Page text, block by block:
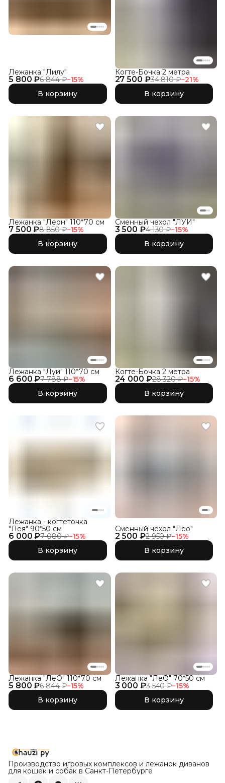
5 800 ₽6 844 ₽−15%
Лежанка "Лилу"
В корзину
27 500 ₽34 810 ₽−21%
Когте-Бочка 2 метра
В корзину
7 500 ₽8 850 ₽−15%
Лежанка "Леон" 110*70 см
В корзину
3 500 ₽4 130 ₽−15%
Сменный чехол "ЛУИ"
В корзину
6 600 ₽7 788 ₽−15%
Лежанка "Луи" 110*70 см
В корзину
24 000 ₽28 320 ₽−15%
Когте-Бочка 2 метра
В корзину
6 000 ₽7 080 ₽−15%
Лежанка - когтеточка
"Лея" 90*50 см
В корзину
2 500 ₽2 950 ₽−15%
Сменный чехол "Лео"
В корзину
5 800 ₽6 844 ₽−15%
Лежанка "ЛеО" 110*70 см
В корзину
3 000 ₽3 540 ₽−15%
Лежанка "ЛеО" 70*50 см
В корзину
Производство игровых комплексов и лежанок диванов
для кошек и собак в Санкт-Петербурге